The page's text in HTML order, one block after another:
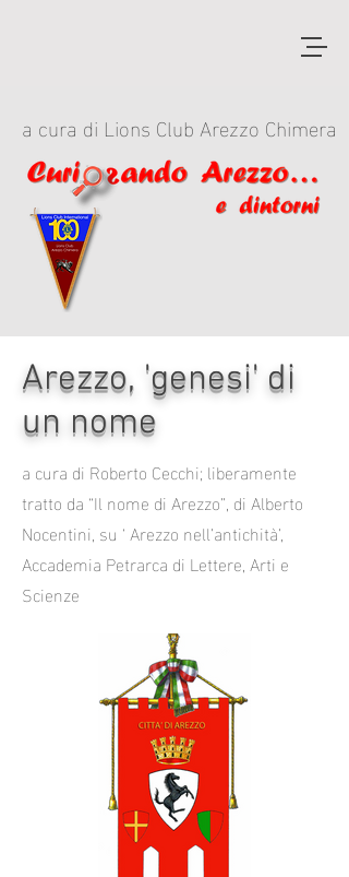
a cura di Lions Club Arezzo Chimera
Arezzo, 'genesi' di
un nome
a cura di Roberto Cecchi; liberamente
tratto da “Il nome di Arezzo”, di Alberto
Nocentini, su ‘ Arezzo nell’antichità’,
Accademia Petrarca di Lettere, Arti e
Scienze